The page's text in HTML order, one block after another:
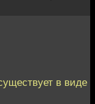
в виде